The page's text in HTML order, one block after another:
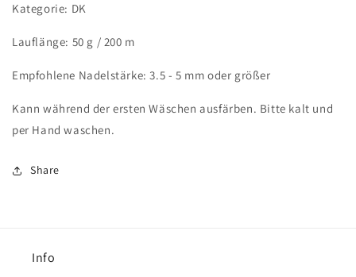
Kategorie: DK
Lauflänge: 50 g / 200 m
Empfohlene Nadelstärke: 3.5 - 5 mm oder größer
Kann während der ersten Wäschen ausfärben. Bitte kalt und
per Hand waschen.
Share
Info